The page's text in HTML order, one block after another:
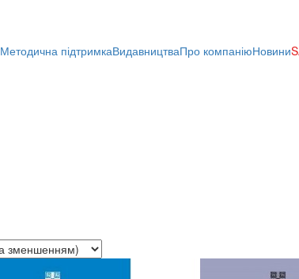
Методична підтримкаВидавництваПро компаніюНовини